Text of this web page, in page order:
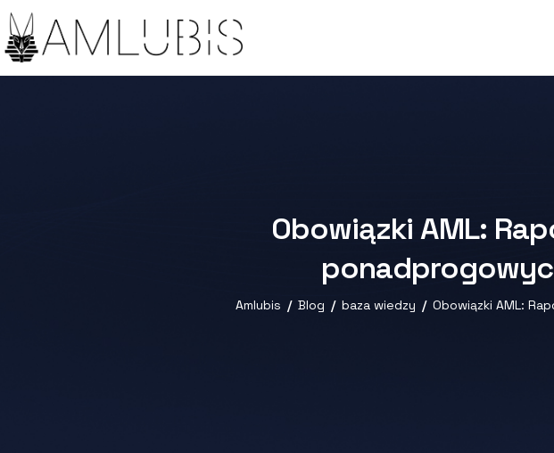
Obowiązki AML:
Amlubis Blog baza wiedzy Obowiązki AML: